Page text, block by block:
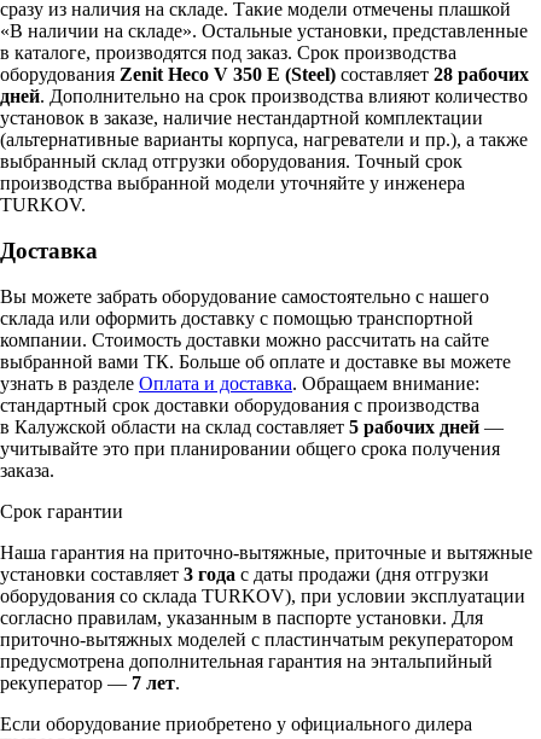
сразу из наличия на складе. Такие модели отмечены плашкой
«В наличии на складе». Остальные установки, представленные
в каталоге, производятся под заказ. Срок производства
оборудования Zenit Heco V 350 E (Steel) составляет 28 рабочих
дней. Дополнительно на срок производства влияют количество
установок в заказе, наличие нестандартной комплектации
(альтернативные варианты корпуса, нагреватели и пр.), а также
выбранный склад отгрузки оборудования. Точный срок
производства выбранной модели уточняйте у инженера
TURKOV.
Доставка
Вы можете забрать оборудование самостоятельно с нашего
склада или оформить доставку с помощью транспортной
компании. Стоимость доставки можно рассчитать на сайте
выбранной вами ТК. Больше об оплате и доставке вы можете
узнать в разделе Оплата и доставка. Обращаем внимание:
стандартный срок доставки оборудования с производства
в Калужской области на склад составляет 5 рабочих дней —
учитывайте это при планировании общего срока получения
заказа.
Срок гарантии
Наша гарантия на приточно-вытяжные, приточные и вытяжные
установки составляет 3 года с даты продажи (дня отгрузки
оборудования со склада TURKOV), при условии эксплуатации
согласно правилам, указанным в паспорте установки. Для
приточно-вытяжных моделей с пластинчатым рекуператором
предусмотрена дополнительная гарантия на энтальпийный
рекуператор — 7 лет.
Если оборудование приобретено у официального дилера